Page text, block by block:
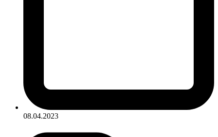
08.04.2023